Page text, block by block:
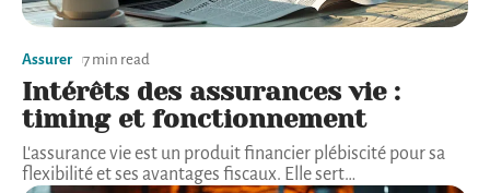
Assurer 7 min read
Intérêts des assurances vie :
timing et fonctionnement
L'assurance vie est un produit financier plébiscité pour sa
flexibilité et ses avantages fiscaux. Elle sert…